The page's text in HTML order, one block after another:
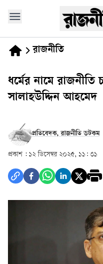
রাজনীতি
ধর্মের নামে রাজনীতি
সালাহউদ্দিন আহমেদ
প্রতিবেদক, রাজনীতি ডটকম
প্রকাশ : ১২ ডিসেম্বর ২০২৫, ১১: ৩১